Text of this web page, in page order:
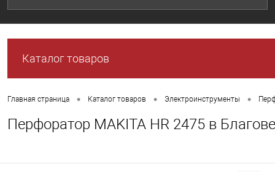
Каталог товаров
Главная страница • Каталог товаров • Электроинструменты •
Перфоратор MAKITA HR 2475 в